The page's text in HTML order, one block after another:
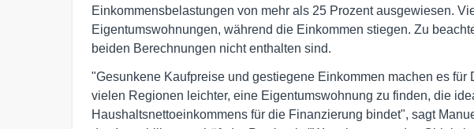
Einkommensbelastungen von mehr als 25 Prozent ausgewiesen.
Eigentumswohnungen, während die Einkommen stiegen. Zu
beiden Berechnungen nicht enthalten sind.
"Gesunkene Kaufpreise und gestiegene Einkommen machen es für
vielen Regionen leichter, eine Eigentumswohnung zu finden, die
Haushaltsnettoeinkommens für die Finanzierung bindet", sagt